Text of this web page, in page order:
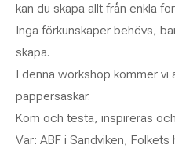
kan du skapa allt från enkla
Inga förkunskaper behövs,
skapa.
I denna workshop kommer vi
pappersaskar.
Kom och testa, inspireras
Var: ABF i Sandviken, Folkets